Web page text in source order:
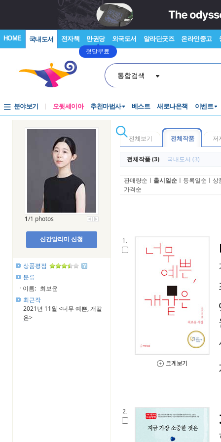
HOME 국내도서 전자책 만권당
첫달무료
외국도서 알라딘굿즈 온라인중고
통합검색
분야보기 오뒷세이아 추천마법사 베스트 새로나온책 이벤트
1/1 photos
신간알리미 신청
상품평점
분류
이름: 최보윤
최근작
2021년 11월 <너무 예쁜, 개같
은>
전체보기 전체작품 저
전체작품 (3) 국내도서 (3)
판매량순 ㅣ 출시일순 ㅣ 등록일순 ㅣ 상
가격순
1.
크게보기
2.